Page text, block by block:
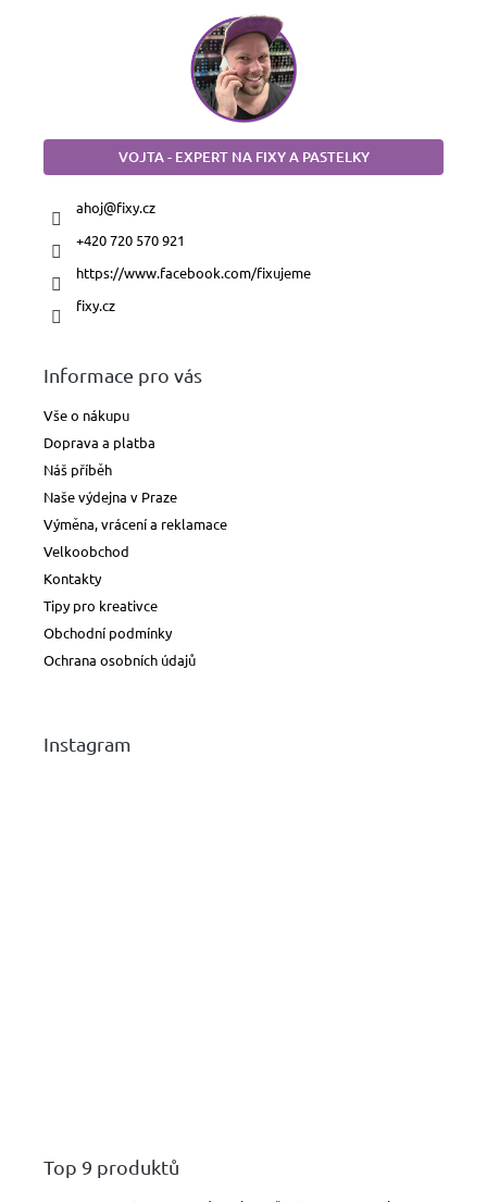
VOJTA - EXPERT NA FIXY A PASTELKY
ahoj@fixy.cz
+420 720 570 921
https://www.facebook.com/fixujeme
fixy.cz
Informace pro vás
Vše o nákupu
Doprava a platba
Náš příběh
Naše výdejna v Praze
Výměna, vrácení a reklamace
Velkoobchod
Kontakty
Tipy pro kreativce
Obchodní podmínky
Ochrana osobních údajů
Instagram
Top 9 produktů